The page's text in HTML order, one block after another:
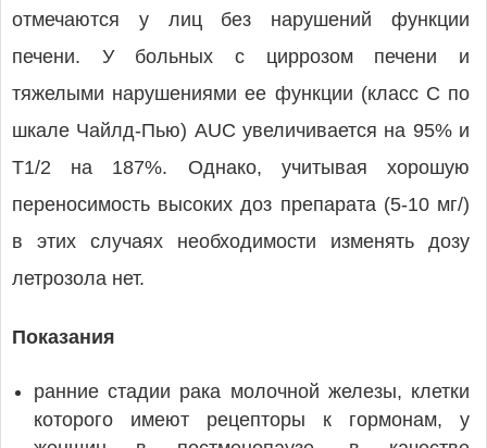
отмечаются у лиц без нарушений функции
печени. У больных с циррозом печени и
тяжелыми нарушениями ее функции (класс C по
шкале Чайлд-Пью) AUC увеличивается на 95% и
T1/2 на 187%. Однако, учитывая хорошую
переносимость высоких доз препарата (5-10 мг/)
в этих случаях необходимости изменять дозу
летрозола нет.
Показания
ранние стадии рака молочной железы, клетки
которого имеют рецепторы к гормонам, у